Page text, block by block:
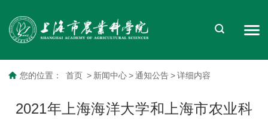
您的位置： 首页 > 新闻中心 > 通知公告 > 详细内容
2021年上海海洋大学和上海市农业科